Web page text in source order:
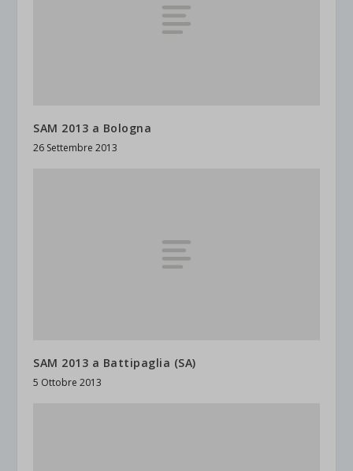
SAM 2013 a Bologna
26 Settembre 2013
SAM 2013 a Battipaglia (SA)
5 Ottobre 2013